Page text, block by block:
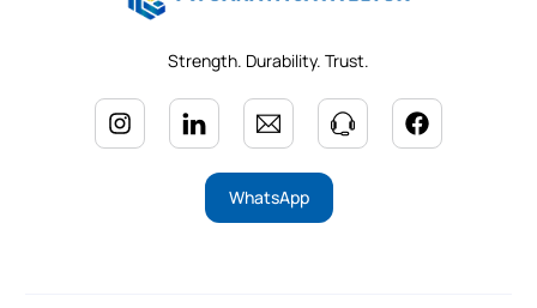
Strength. Durability. Trust.
WhatsApp